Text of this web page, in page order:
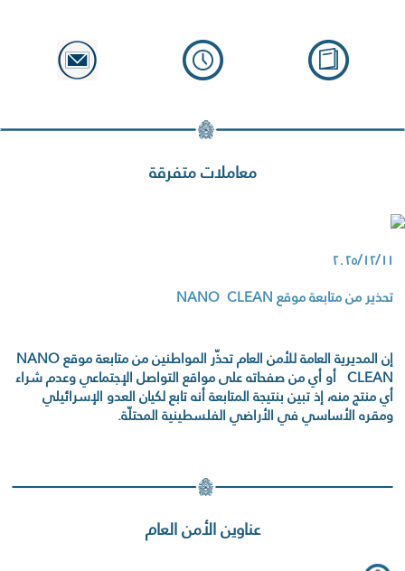
معاملات متفرقة
٢٠٢٥/١٢/١١
تحذير من متابعة موقع NANO CLEAN
إن المديرية العامة للأمن العام تحذّر المواطنين من متابعة موقع NANO
CLEAN أو أي من صفحاته على مواقع التواصل الإجتماعي وعدم شراء
أي منتج منه، إذ تبين بنتيجة المتابعة أنه تابع لكيان العدو الإسرائيلي
ومقره الأساسي في الأراضي الفلسطينية المحتلّة.
عناوين الأمن العام